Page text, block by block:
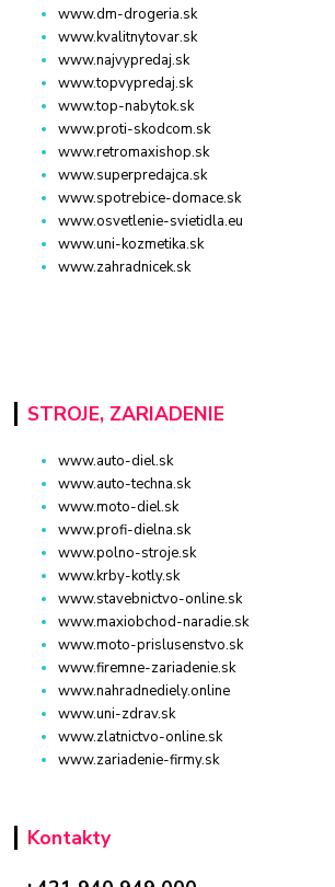
www.dm-drogeria.sk
www.kvalitnytovar.sk
www.najvypredaj.sk
www.topvypredaj.sk
www.top-nabytok.sk
www.proti-skodcom.sk
www.retromaxishop.sk
www.superpredajca.sk
www.spotrebice-domace.sk
www.osvetlenie-svietidla.eu
www.uni-kozmetika.sk
www.zahradnicek.sk
STROJE, ZARIADENIE
www.auto-diel.sk
www.auto-techna.sk
www.moto-diel.sk
www.profi-dielna.sk
www.polno-stroje.sk
www.krby-kotly.sk
www.stavebnictvo-online.sk
www.maxiobchod-naradie.sk
www.moto-prislusenstvo.sk
www.firemne-zariadenie.sk
www.nahradnediely.online
www.uni-zdrav.sk
www.zlatnictvo-online.sk
www.zariadenie-firmy.sk
Kontakty